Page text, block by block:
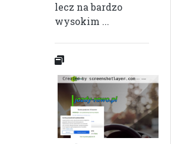
lecz na bardzo
wysokim ...